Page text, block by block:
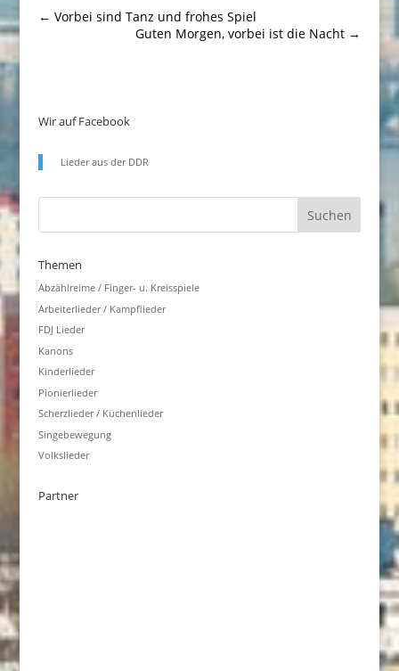
← Vorbei sind Tanz und frohes Spiel
Guten Morgen, vorbei ist die Nacht →
Wir auf Facebook
Lieder aus der DDR
Themen
Abzählreime / Finger- u. Kreisspiele
Arbeiterlieder / Kampflieder
FDJ Lieder
Kanons
Kinderlieder
Pionierlieder
Scherzlieder / Küchenlieder
Singebewegung
Volkslieder
Partner